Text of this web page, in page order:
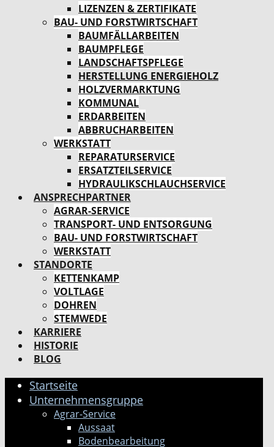
LIZENZEN & ZERTIFIKATE
BAU- UND FORSTWIRTSCHAFT
BAUMFÄLLARBEITEN
BAUMPFLEGE
LANDSCHAFTSPFLEGE
HERSTELLUNG ENERGIEHOLZ
HOLZVERMARKTUNG
KOMMUNAL
ERDARBEITEN
ABBRUCHARBEITEN
WERKSTATT
REPARATURSERVICE
ERSATZTEILSERVICE
HYDRAULIKSCHLAUCHSERVICE
ANSPRECHPARTNER
AGRAR-SERVICE
TRANSPORT- UND ENTSORGUNG
BAU- UND FORSTWIRTSCHAFT
WERKSTATT
STANDORTE
KETTENKAMP
VOLTLAGE
DOHREN
STEMWEDE
KARRIERE
HISTORIE
BLOG
Startseite
Unternehmensgruppe
Agrar-Service
Aussaat
Bodenbearbeitung